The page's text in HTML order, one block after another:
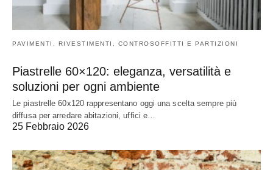
PAVIMENTI, RIVESTIMENTI, CONTROSOFFITTI E PARTIZIONI
Piastrelle 60×120: eleganza, versatilità e
soluzioni per ogni ambiente
Le piastrelle 60x120 rappresentano oggi una scelta sempre più
diffusa per arredare abitazioni, uffici e…
25 Febbraio 2026